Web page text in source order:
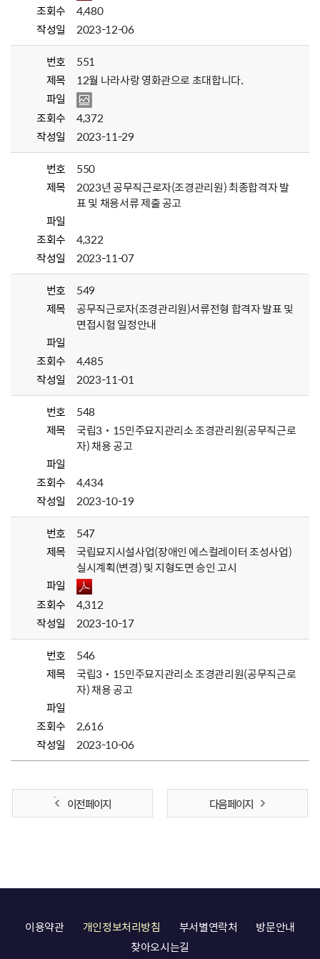
조회수
4,480
작성일
2023-12-06
번호
551
제목
12월 나라사랑 영화관으로 초대합니다.
파일
조회수
4,372
작성일
2023-11-29
번호
550
제목
2023년 공무직근로자(조경관리원) 최종합격자 발
표 및 채용서류 제출 공고
파일
조회수
4,322
작성일
2023-11-07
번호
549
제목
공무직근로자(조경관리원)서류전형 합격자 발표 및
면접시험 일정안내
파일
조회수
4,485
작성일
2023-11-01
번호
548
제목
국립3˙15민주묘지관리소 조경관리원(공무직근로
자) 채용 공고
파일
조회수
4,434
작성일
2023-10-19
번호
547
제목
국립묘지시설사업(장애인 에스컬레이터 조성사업)
실시계획(변경) 및 지형도면 승인 고시
파일
조회수
4,312
작성일
2023-10-17
번호
546
제목
국립3˙15민주묘지관리소 조경관리원(공무직근로
자) 채용 공고
파일
조회수
2,616
작성일
2023-10-06
이전 페이지 다음 페이지
이용약관 개인정보처리방침 부서별연락처
방문안내
찾아오시는길